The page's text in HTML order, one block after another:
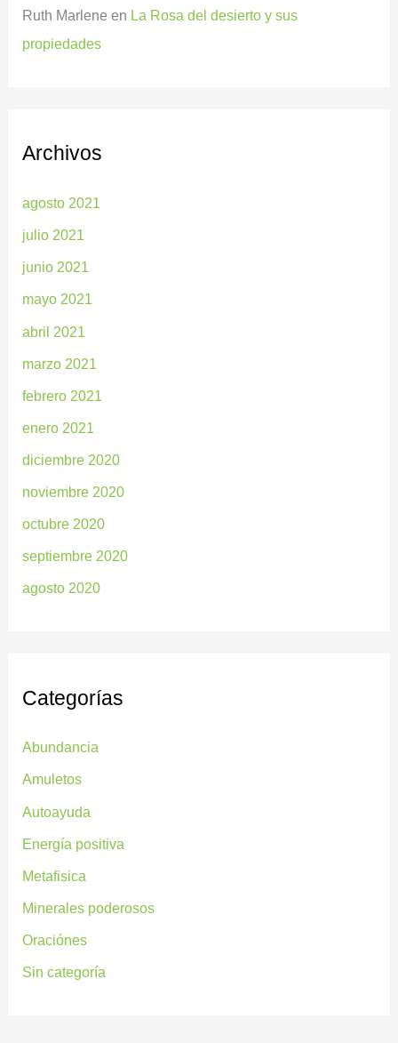
Ruth Marlene en La Rosa del desierto y sus
propiedades
Archivos
agosto 2021
julio 2021
junio 2021
mayo 2021
abril 2021
marzo 2021
febrero 2021
enero 2021
diciembre 2020
noviembre 2020
octubre 2020
septiembre 2020
agosto 2020
Categorías
Abundancia
Amuletos
Autoayuda
Energía positiva
Metafisica
Minerales poderosos
Oraciónes
Sin categoría